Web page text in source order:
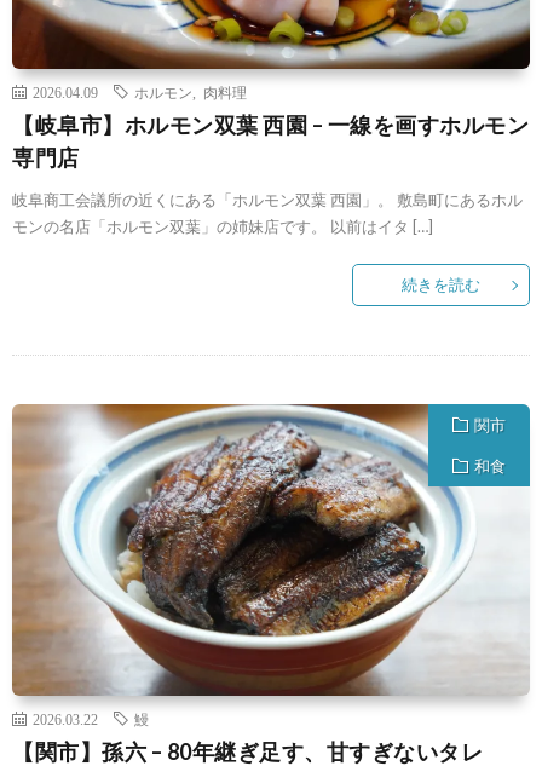
2026.04.09 ホルモン 肉料理
【岐阜市】ホルモン双葉 西園 – 一線を画すホルモン
専門店
岐阜商工会議所の近くにある「ホルモン双葉 西園」。 敷島町にあるホル
モンの名店「ホルモン双葉」の姉妹店です。 以前はイタ […]
続きを読む
関市
和食
2026.03.22 鰻
【関市】孫六 – 80年継ぎ足す、甘すぎないタレ